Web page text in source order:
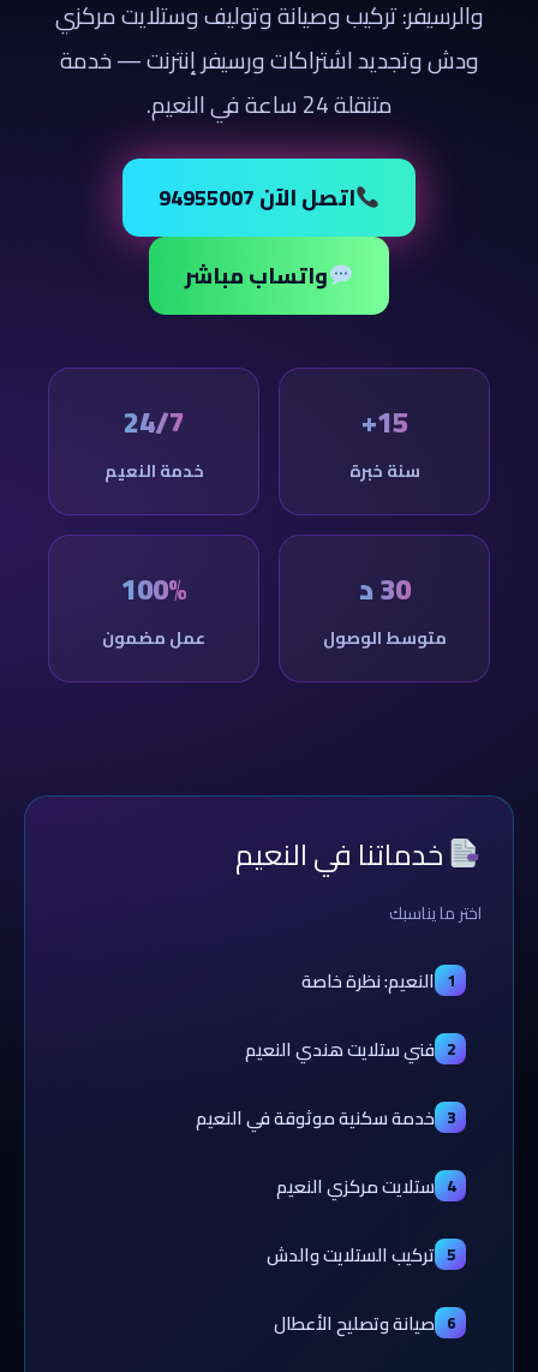
والرسيفر: تركيب وصيانة وتوليف وستلايت مركزي
ودش وتجديد اشتراكات ورسيفر إنترنت — خدمة
متنقلة 24 ساعة في النعيم.
اتصل الآن 94955007
واتساب مباشر
15+
سنة خبرة
24/7
خدمة النعيم
30 د
متوسط الوصول
100%
عمل مضمون
خدماتنا في النعيم
اختر ما يناسبك
1 النعيم: نظرة خاصة
2 فني ستلايت هندي النعيم
3 خدمة سكنية موثوقة في النعيم
4 ستلايت مركزي النعيم
5 تركيب الستلايت والدش
6 صيانة وتصليح الأعطال